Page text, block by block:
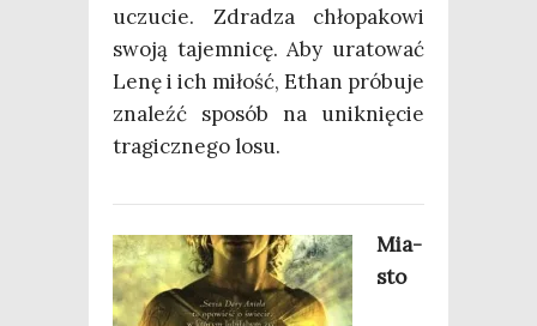
uczu­cie. Zdra­dza chło­pa­ko­wi
swo­ją tajem­ni­cę. Aby ura­to­wać
Lenę i ich miłość, Ethan pró­bu­je
zna­leźć spo­sób na unik­nię­cie
tra­gicz­ne­go losu.
Mia­
sto